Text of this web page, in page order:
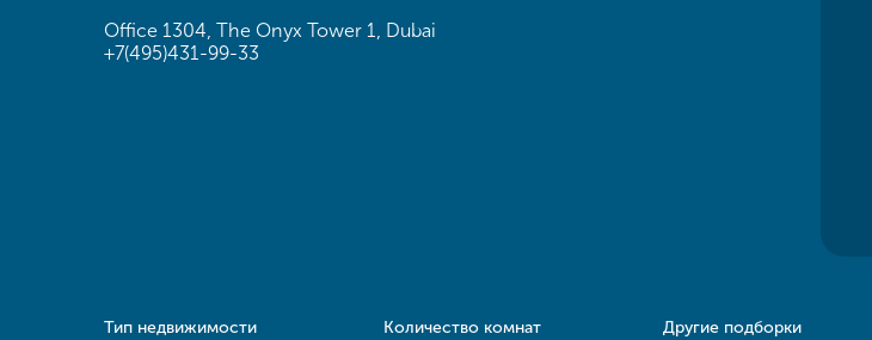
Office 1304, The Onyx Tower 1, Dubai
+7(495)431-99-33
Тип недвижимости
Количество комнат
Другие подборки